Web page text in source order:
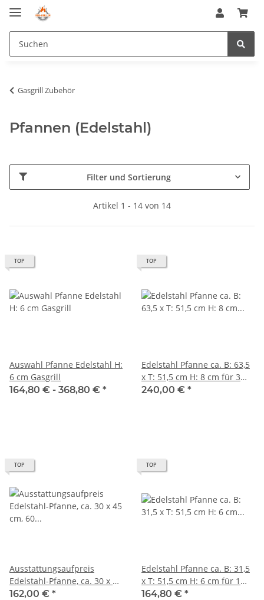
Gasgrill Zubehör
Pfannen (Edelstahl)
Filter und Sortierung
Artikel 1 - 14 von 14
TOP
Auswahl Pfanne Edelstahl H:
6 cm Gasgrill
164,80 € - 368,80 € *
TOP
Edelstahl Pfanne ca. B: 63,5
x T: 51,5 cm H: 8 cm für 3
flammigen Gasgrill
240,00 € *
TOP
Ausstattungsaufpreis
Edelstahl-Pfanne, ca. 30 x 45
cm, 60 mm tief (für 1-
162,00 € *
TOP
Edelstahl Pfanne ca. B: 31,5
x T: 51,5 cm H: 6 cm für 1
flammigen Grill
164,80 € *